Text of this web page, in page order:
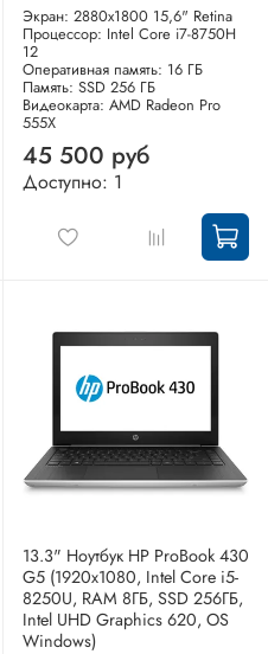
Экран: 2880x1800 15,6" Retina
Процессор: Intel Core i7-8750H
12
Оперативная память: 16 ГБ
Память: SSD 256 ГБ
Видеокарта: AMD Radeon Pro
555X
45 500 руб
Доступно: 1
13.3" Ноутбук HP ProBook 430
G5 (1920x1080, Intel Core i5-
8250U, RAM 8ГБ, SSD 256ГБ,
Intel UHD Graphics 620, OS
Windows)